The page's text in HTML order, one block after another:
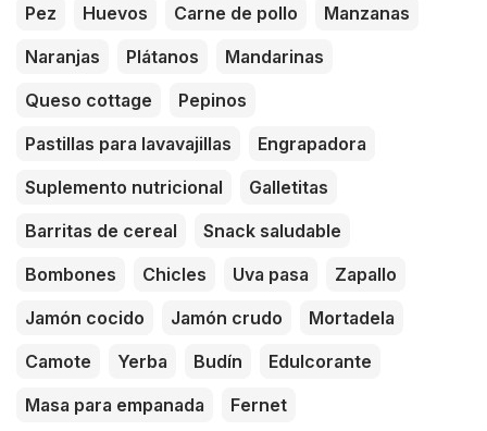
Pez Huevos Carne de pollo
Manzanas
Naranjas
Plátanos
Mandarinas
Queso cottage
Pepinos
Pastillas para lavavajillas
Engrapadora
Suplemento nutricional
Galletitas
Barritas de cereal
Snack saludable
Bombones
Chicles Uva pasa
Zapallo
Jamón cocido
Jamón crudo
Mortadela
Camote
Yerba Budín
Edulcorante
Masa para empanada
Fernet